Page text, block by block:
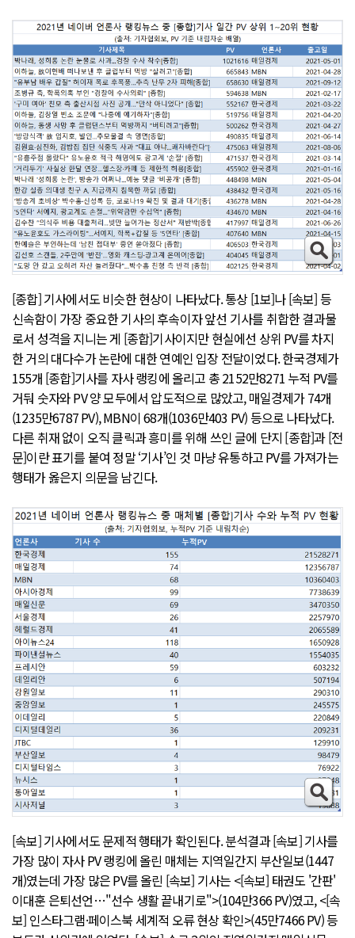
[종합] 기사에서도 비슷한 현상이 나타났다. 통상 [1보]나 [속보] 등
신속함이 가장 중요한 기사의 후속이자 앞선 기사를 취합한 결과물
로서 성격을 지니는 게 [종합]기사이지만 현실에선 상위 PV를 차지
한 거의 대다수가 논란에 대한 연예인 입장 전달이었다. 한국경제가
155개 [종합]기사를 자사 랭킹에 올리고 총 2152만8271 누적 PV를
거둬 숫자와 PV 양 모두에서 압도적으로 많았고, 매일경제가 74개
(1235만6787 PV), MBN이 68개(1036만403 PV) 등으로 나타났다.
다른 취재 없이 오직 클릭과 흥미를 위해 쓰인 글에 단지 [종합]과 [전
문]이란 표기를 붙여 정말 ‘기사’인 것 마냥 유통하고 PV를 가져가는
행태가 옳은지 의문을 남긴다.
[속보] 기사에서도 문제적 행태가 확인된다. 분석결과 [속보] 기사를
가장 많이 자사 PV 랭킹에 올린 매체는 지역일간지 부산일보(1447
개)였는데 가장 많은 PV를 올린 [속보] 기사는 <[속보] 태권도 '간판'
이대훈 은퇴선언…"선수 생활 끝내기로">(104만366 PV)였고, <[속
보] 인스타그램·페이스북 세계적 오류 현상 확인>(45만7466 PV) 등